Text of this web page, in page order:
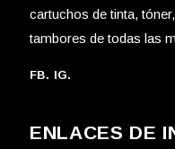
cartuchos de tinta,
tambores de todas las
FB. IG.
ENLACES DE